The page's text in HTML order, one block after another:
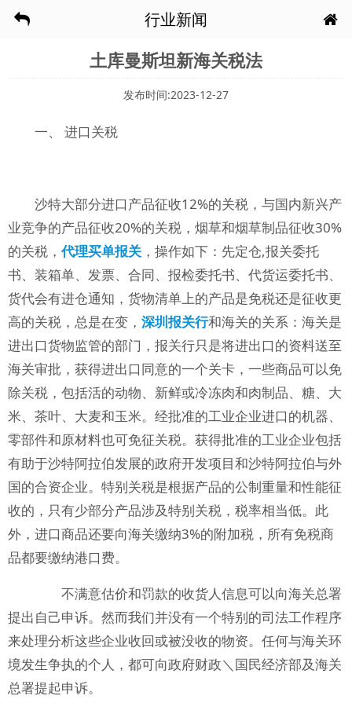
行业新闻
土库曼斯坦新海关税法
发布时间:2023-12-27
一、 进口关税
沙特大部分进口产品征收12%的关税，与国内新兴产
业竞争的产品征收20%的关税，烟草和烟草制品征收30%
的关税， 代理买单报关 ，操作如下：先定仓,报关委托
书、装箱单、发票、合同、报检委托书、代货运委托书、
货代会有进仓通知，货物清单上的产品是免税还是征收更
高的关税，总是在变， 深圳报关行和海关的关系：海关是
进出口货物监管的部门，报关行只是将进出口的资料送至
海关审批，获得进出口同意的一个关卡，一些商品可以免
除关税，包括活的动物、新鲜或冷冻肉和肉制品、糖、大
米、茶叶、大麦和玉米。经批准的工业企业进口的机器、
零部件和原材料也可免征关税。获得批准的工业企业包括
有助于沙特阿拉伯发展的政府开发项目和沙特阿拉伯与外
国的合资企业。特别关税是根据产品的公制重量和性能征
收的，只有少部分产品涉及特别关税，税率相当低。此
外，进口商品还要向海关缴纳3%的附加税，所有免税商
品都要缴纳港口费。
不满意估价和罚款的收货人信息可以向海关总署
提出自己申诉。然而我们并没有一个特别的司法工作程序
来处理分析这些企业收回或被没收的物资。任何与海关环
境发生争执的个人，都可向政府财政＼国民经济部及海关
总署提起申诉。